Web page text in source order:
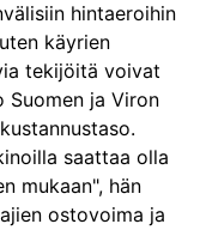
hintaeroihin
käyrien
tekijöitä voivat
Suomen ja Viron
saattaa olla
mukaan", hän
ostovoima ja